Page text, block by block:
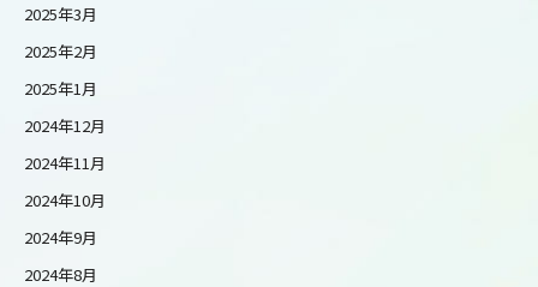
2025年3月
2025年2月
2025年1月
2024年12月
2024年11月
2024年10月
2024年9月
2024年8月